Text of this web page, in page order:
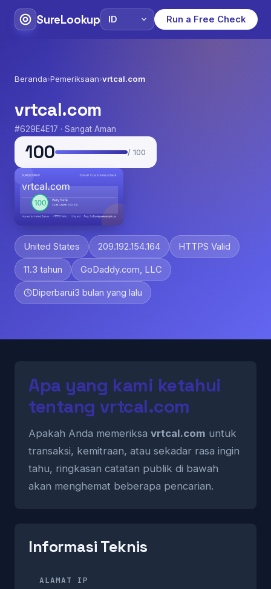
SureLookup Run a Free Check
Beranda›Pemeriksaan›vrtcal.com
vrtcal.com
#629E4E17 · Sangat Aman
100 / 100
United States 209.192.154.164 HTTPS Valid
11.3 tahun GoDaddy.com, LLC
Diperbarui3 bulan yang lalu
Apa yang kami ketahui
tentang vrtcal.com
Apakah Anda memeriksa vrtcal.com untuk
transaksi, kemitraan, atau sekadar rasa ingin
tahu, ringkasan catatan publik di bawah
akan menghemat beberapa pencarian.
Informasi Teknis
ALAMAT IP